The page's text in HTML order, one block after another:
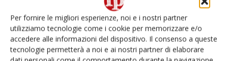
Per fornire le migliori esperienze, noi e i nostri partner
utilizziamo tecnologie come i cookie per memorizzare e/o
accedere alle informazioni del dispositivo. Il consenso a queste
tecnologie permetterà a noi e ai nostri partner di elaborare